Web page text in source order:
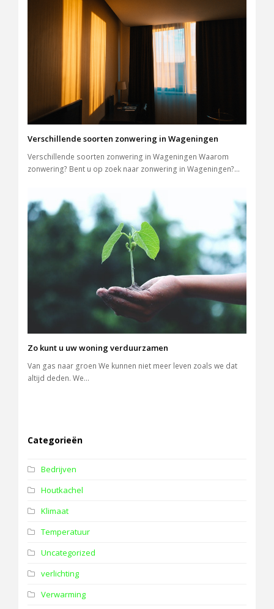
Verschillende soorten zonwering in Wageningen
Verschillende soorten zonwering in Wageningen Waarom
zonwering? Bent u op zoek naar zonwering in Wageningen?…
Zo kunt u uw woning verduurzamen
Van gas naar groen We kunnen niet meer leven zoals we dat
altijd deden. We…
Categorieën
Bedrijven
Houtkachel
Klimaat
Temperatuur
Uncategorized
verlichting
Verwarming